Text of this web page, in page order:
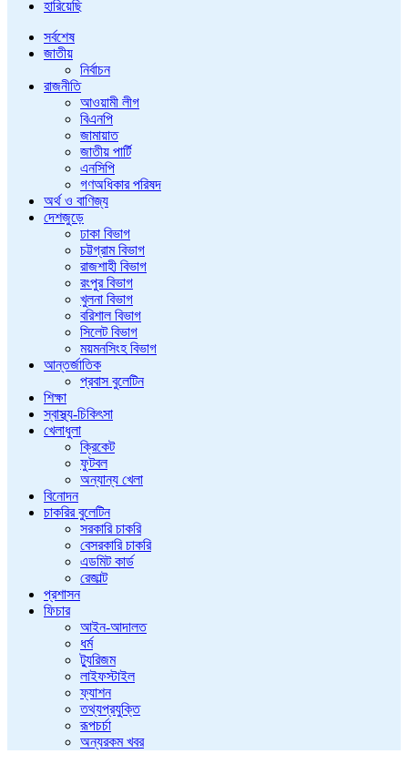
হারিয়েছি
সর্বশেষ
জাতীয়
নির্বাচন
রাজনীতি
আওয়ামী লীগ
বিএনপি
জামায়াত
জাতীয় পার্টি
এনসিপি
গণঅধিকার পরিষদ
অর্থ ও বাণিজ্য
দেশজুড়ে
ঢাকা বিভাগ
চট্টগ্রাম বিভাগ
রাজশাহী বিভাগ
রংপুর বিভাগ
খুলনা বিভাগ
বরিশাল বিভাগ
সিলেট বিভাগ
ময়মনসিংহ বিভাগ
আন্তর্জাতিক
প্রবাস বুলেটিন
শিক্ষা
স্বাস্থ্য-চিকিৎসা
খেলাধুলা
ক্রিকেট
ফুটবল
অন্যান্য খেলা
বিনোদন
চাকরির বুলেটিন
সরকারি চাকরি
বেসরকারি চাকরি
এডমিট কার্ড
রেজাল্ট
প্রশাসন
ফিচার
আইন-আদালত
ধর্ম
ট্যুরিজম
লাইফস্টাইল
ফ্যাশন
তথ্যপ্রযুক্তি
রূপচর্চা
অন্যরকম খবর